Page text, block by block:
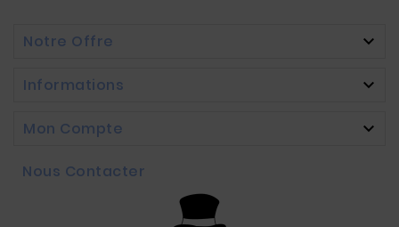
Notre Offre 
Informations 
Mon Compte 
Nous Contacter